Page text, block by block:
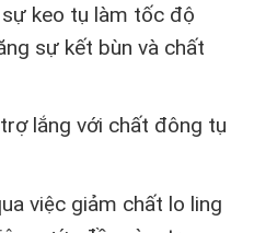
keo tụ làm tốc độ
sự kết bùn và chất
lắng với chất đông tụ
việc giảm chất lo ling